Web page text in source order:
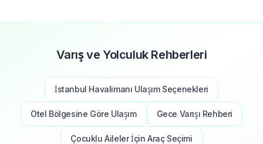
Varış ve Yolculuk Rehberleri
İstanbul Havalimanı Ulaşım Seçenekleri
Otel Bölgesine Göre Ulaşım Gece Varışı Rehberi
Çocuklu Aileler İçin Araç Seçimi